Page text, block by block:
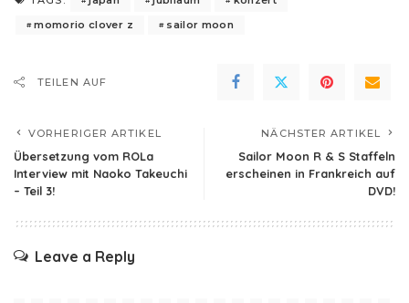
momorio clover z
sailor moon
TEILEN AUF
VORHERIGER ARTIKEL
Übersetzung vom ROLa
Interview mit Naoko Takeuchi
– Teil 3!
NÄCHSTER ARTIKEL
Sailor Moon R & S Staffeln
erscheinen in Frankreich auf
DVD!
Leave a Reply